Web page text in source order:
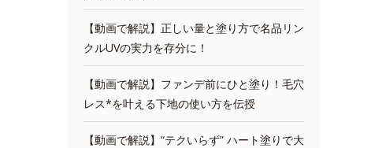
【動画で解説】正しい量と塗り方で名品リン
クルUVの実力を存分に！
【動画で解説】ファンデ前にひと塗り！毛穴
レス*を叶える下地の使い方を伝授
【動画で解説】“テクいらず” ハート塗りで大